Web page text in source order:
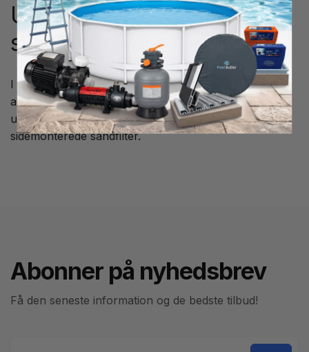
Udluftningsventil til
sandfilter Superpool side
I den ene side sidder en udluftningsskrue og i den
anden et gevind til fastgørelse af manometer, denne
udluftningsventil monteres i toppen af det
sidemonterede sandfilter.
Abonner på nyhedsbrev
Få den seneste information og de bedste tilbud!